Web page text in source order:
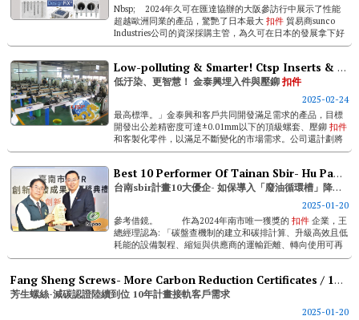
Nbsp; 2024年久可在匯達協辦的大阪參訪行中展示了性能
超越歐洲同業的產品，驚艷了日本最大 扣件 貿易商sunco
Industries公司的資深採購主管，為久可在日本的發展拿下好
彩頭。今年首季迎來歐洲規模最大的司徒加...
Low-polluting & Smarter! Ctsp Inserts & Self-clinching Fasteners
低汙染、更智慧！ 金泰興埋入件與壓鉚扣件
2025-02-24
最高標準。」金泰興和客戶共同開發滿足需求的產品，目標
開發出公差精密度可達±0.01mm以下的頂級螺套、壓鉚 扣件
和客製化零件，以滿足不斷變化的市場需求。公司還計劃將
ai和機器學習工具納入製程，建立需求預測與智慧製造。
Best 10 Performer Of Tainan Sbir- Hu Pao’s “waste Oil Recycling Trough” Lowers Carbon Emission In Nut Manufacturing
台南sbir計畫10大優企- 如保導入「廢油循環槽」降低螺帽製程碳排
2025-01-20
參考借鏡。 作為2024年南市唯一獲獎的 扣件企業，王
總經理認為: 「碳盤查機制的建立和碳排計算、升級高效且低
耗能的設備製程、縮短與供應商的運輸距離、轉向使用可再
生能...
Fang Sheng Screws- More Carbon Reduction Certificates / 10-year Program To Meet Customer Needs
芳生螺絲-減碳認證陸續到位 10年計畫接軌客戶需求
2025-01-20